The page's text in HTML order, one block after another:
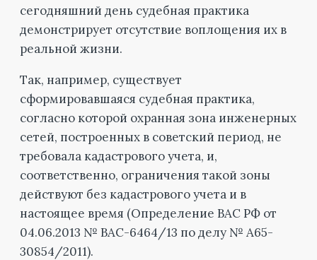
сегодняшний день судебная практика
демонстрирует отсутствие воплощения их в
реальной жизни.
Так, например, существует
сформировавшаяся судебная практика,
согласно которой охранная зона инженерных
сетей, построенных в советский период, не
требовала кадастрового учета, и,
соответственно, ограничения такой зоны
действуют без кадастрового учета и в
настоящее время (Определение ВАС РФ от
04.06.2013 № ВАС-6464/13 по делу № А65-
30854/2011).